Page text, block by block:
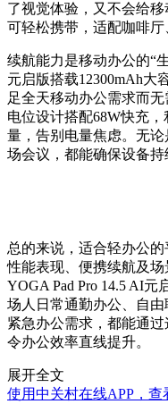
了视觉体验，又不会给
可轻松携带，适配咖啡厅
续航能力是移动办公的“
元启版搭载12300mAh大
足全天移动办公需求而
电位设计搭配68W快充
量，告别电量焦虑。无
场会议，都能确保设备持
总的来说，适合轻办公
性能表现、便携续航及
YOGA Pad Pro 14.5 AI
场人日常通勤办公、自
紧急办公需求，都能通
令办公效率直线提升。
展开全文
使用中关村在线APP，查